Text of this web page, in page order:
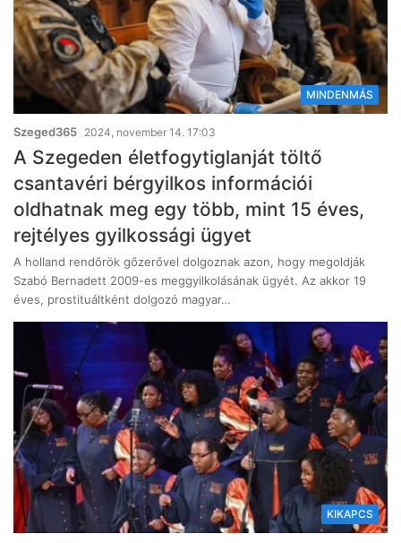
MINDENMÁS
Szeged365 2024, november 14. 17:03
A Szegeden életfogytiglanját töltő
csantavéri bérgyilkos információi
oldhatnak meg egy több, mint 15 éves,
rejtélyes gyilkossági ügyet
A holland rendőrök gőzerővel dolgoznak azon, hogy megoldják
Szabó Bernadett 2009-es meggyilkolásának ügyét. Az akkor 19
éves, prostituáltként dolgozó magyar…
KIKAPCS